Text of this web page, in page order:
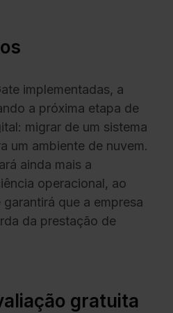
implementadas, a
a próxima etapa de
migrar de um sistema
um ambiente de nuvem.
ainda mais a
operacional, ao
que a empresa
da prestação de
gratuita